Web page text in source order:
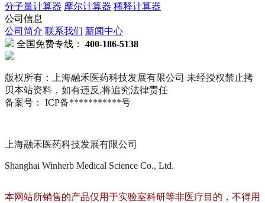
分子量计算器 摩尔计算器 稀释计算器
公司信息
公司简介 联系我们 新闻中心
全国免费专线： 400-186-5138
版权所有：上海融禾医药科技发展有限公司 未经授权禁止拷
贝本站资料，如有违反,将追究法律责任
备案号： ICP备***********号
上海融禾医药科技发展有限公司
Shanghai Winherb Medical Science Co., Ltd.
本网站所销售的产品仅用于实验室科研等非医疗目的，不得用